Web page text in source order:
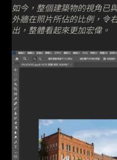
如今，整個建築物的視角已
外牆在照片所佔的比例，令
出，整體看起來更加宏偉。